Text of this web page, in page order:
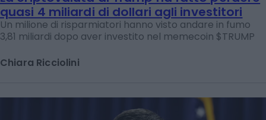
quasi 4 miliardi di dollari agli investitori
Un milione di risparmiatori hanno visto andare in fumo
3,81 miliardi dopo aver investito nel memecoin $TRUMP
Chiara Ricciolini